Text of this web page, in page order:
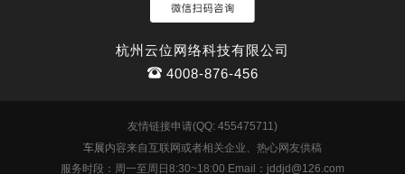
杭州云位网络科技有限公司
4008-876-456
友情链接申请(QQ: 455475711)
车展内容来自互联网或者相关企业、热心网友供稿
服务时段：周一至周日8:30~18:00 Email：jddjd@126.com